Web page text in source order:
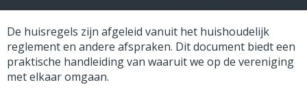
De huisregels zijn afgeleid vanuit het huishoudelijk
reglement en andere afspraken. Dit document biedt een
praktische handleiding van waaruit we op de vereniging
met elkaar omgaan.